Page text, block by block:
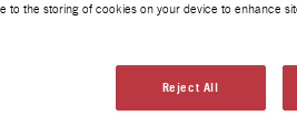
to the storing of cookies on your device to enhance
Reject All